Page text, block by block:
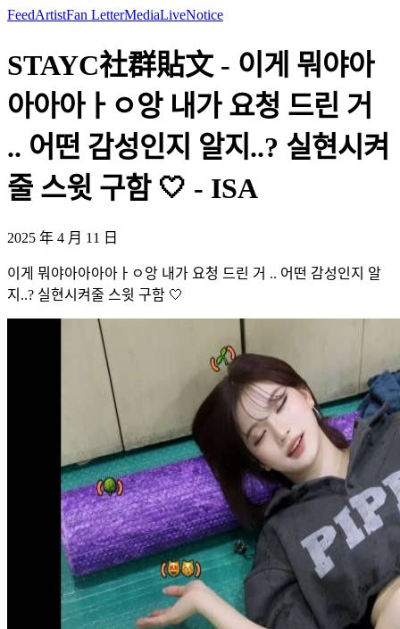
FeedArtistFan LetterMediaLiveNotice
STAYC社群貼文 - 이게 뭐야아
아아아ㅏㅇ앙 내가 요청 드린 거
.. 어떤 감성인지 알지..? 실현시켜
줄 스윗 구함 🤍 - ISA
2025 年 4 月 11 日
이게 뭐야아아아아ㅏㅇ앙 내가 요청 드린 거 .. 어떤 감성인지 알
지..? 실현시켜줄 스윗 구함 🤍